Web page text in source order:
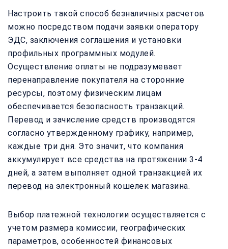
Настроить такой способ безналичных расчетов
можно посредством подачи заявки оператору
ЭДС, заключения соглашения и установки
профильных программных модулей.
Осуществление оплаты не подразумевает
перенаправление покупателя на сторонние
ресурсы, поэтому физическим лицам
обеспечивается безопасность транзакций.
Перевод и зачисление средств производятся
согласно утвержденному графику, например,
каждые три дня. Это значит, что компания
аккумулирует все средства на протяжении 3-4
дней, а затем выполняет одной транзакцией их
перевод на электронный кошелек магазина.
Выбор платежной технологии осуществляется с
учетом размера комиссии, географических
параметров, особенностей финансовых